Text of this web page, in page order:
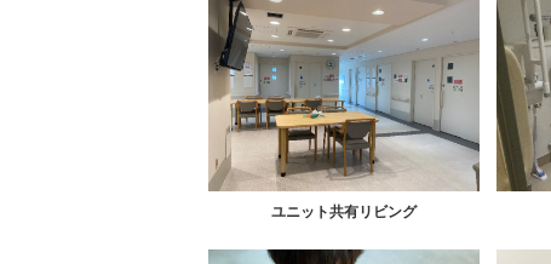
ユニット共有リビング